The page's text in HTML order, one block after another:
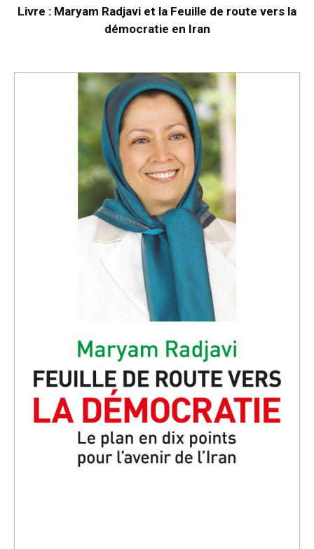
Livre : Maryam Radjavi et la Feuille de route vers la
démocratie en Iran